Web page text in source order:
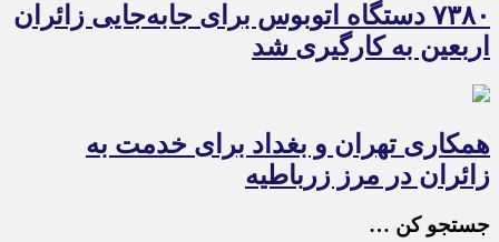
۷۳۸۰ دستگاه اتوبوس برای جابه‌جایی زائران
اربعین به‌ کارگیری شد
همکاری تهران و بغداد برای خدمت به
زائران در مرز زرباطیه
جستجو کن …